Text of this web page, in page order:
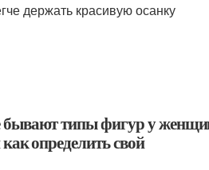
держать красивую осанку